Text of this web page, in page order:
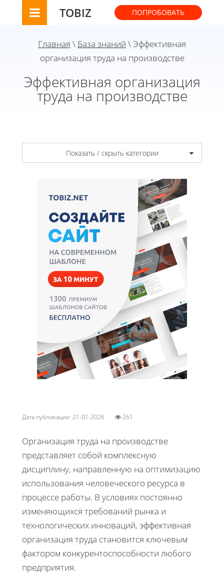
TOBIZ ПОПРОБОВАТЬ
Главная \ База знаний \ Эффективная
организация труда на производстве
Эффективная организация
труда на производстве
Показать / скрыть категории
Дата публикации: 21-01-2026 261
Организация труда на производстве
представляет собой комплексную
дисциплину, направленную на оптимизацию
использования человеческого ресурса в
процессе работы. В условиях постоянно
изменяющихся требований рынка и
технологических инноваций, эффективная
организация труда становится ключевым
фактором конкурентоспособности любого
предприятия.